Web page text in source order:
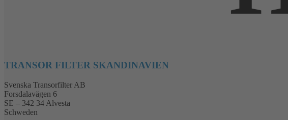
TRANSOR FILTER SKANDINAVIEN
Svenska Transorfilter AB
Forsdalavägen 6
SE – 342 34 Alvesta
Schweden